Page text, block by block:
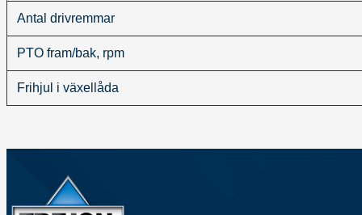
Antal drivremmar
PTO fram/bak, rpm
Frihjul i växellåda